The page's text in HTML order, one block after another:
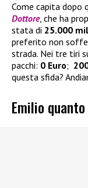
Come capita dopo
Dottore, che ha
stata di 25.000
preferito non
strada. Nei tre tiri
pacchi: 0 Euro;
questa sfida?
Emilio